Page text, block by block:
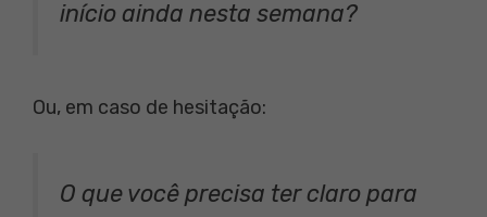
início ainda nesta semana?
Ou, em caso de hesitação:
O que você precisa ter claro para